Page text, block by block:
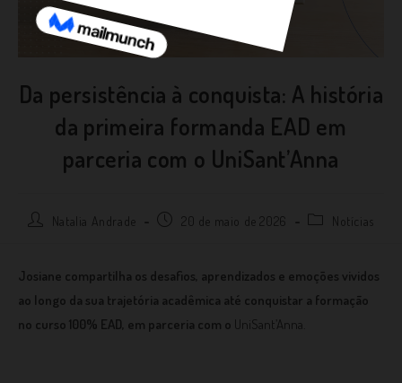
Da persistência à conquista: A história
da primeira formanda EAD em
parceria com o UniSant’Anna
Natalia Andrade 20 de maio de 2026 Notícias
Josiane compartilha os desafios, aprendizados e emoções vividos
ao longo da sua trajetória acadêmica até conquistar a formação
no curso 100% EAD, em parceria com o UniSant’Anna.